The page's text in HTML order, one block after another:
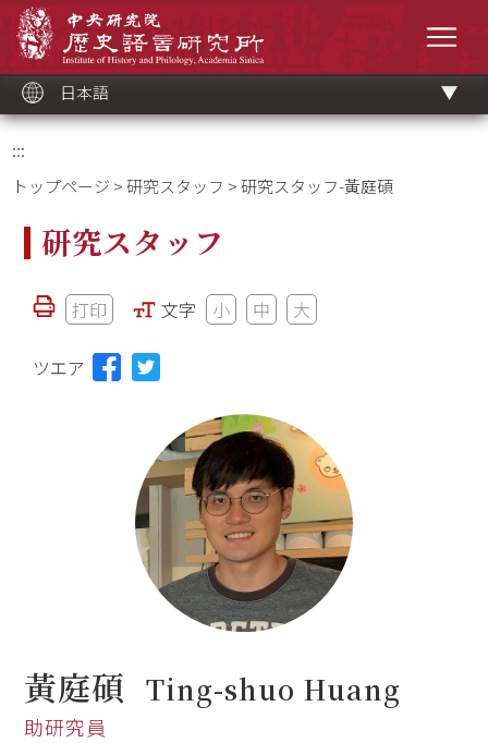
ッ
ク
日本語
:::
トップページ >研究スタッフ > 研究スタッフ-黃庭碩
研究スタッフ
打印 文字 小 中 大
ツエア
黃庭碩 Ting-shuo Huang
助研究員